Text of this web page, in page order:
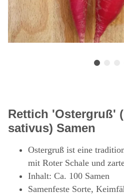
Rettich 'Ostergruß'
sativus) Samen
Ostergruß ist eine
mit Roter Schale und
Inhalt: Ca. 100 Samen
Samenfeste Sorte,